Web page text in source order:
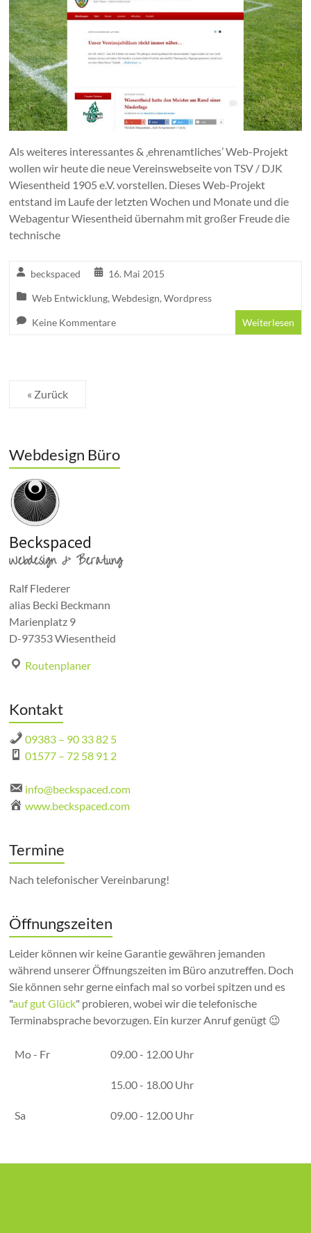
Als weiteres interessantes & ‚ehrenamtliches’ Web-Projekt
wollen wir heute die neue Vereinswebseite von TSV / DJK
Wiesentheid 1905 e.V. vorstellen. Dieses Web-Projekt
entstand im Laufe der letzten Wochen und Monate und die
Webagentur Wiesentheid übernahm mit großer Freude die
technische
beckspaced 16. Mai 2015
Web Entwicklung,Webdesign,Wordpress
Keine Kommentare Weiterlesen
« Zurück
Webdesign Büro
Beckspaced
Webdesign & Beratung
Ralf Flederer
alias Becki Beckmann
Marienplatz 9
D-97353 Wiesentheid
Routenplaner
Kontakt
09383 – 90 33 82 5
01577 – 72 58 91 2
info@beckspaced.com
www.beckspaced.com
Termine
Nach telefonischer Vereinbarung!
Öffnungszeiten
Leider können wir keine Garantie gewähren jemanden
während unserer Öffnungszeiten im Büro anzutreffen. Doch
Sie können sehr gerne einfach mal so vorbei spitzen und es
"auf gut Glück" probieren, wobei wir die telefonische
Terminabsprache bevorzugen. Ein kurzer Anruf genügt 😉
Mo - Fr 09.00 - 12.00 Uhr
15.00 - 18.00 Uhr
Sa 09.00 - 12.00 Uhr